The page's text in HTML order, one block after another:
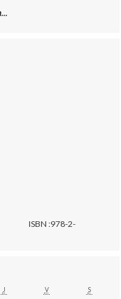
ISBN :978-2-
J V S